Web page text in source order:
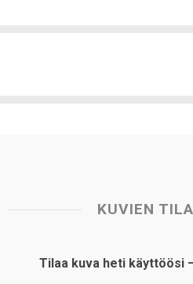
KUVIEN
Tilaa kuva heti käyttöösi